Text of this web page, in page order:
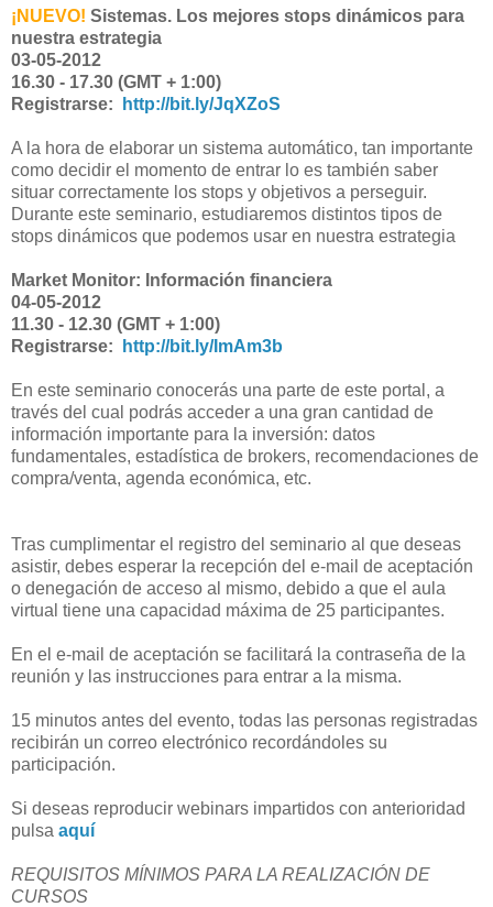
¡NUEVO! Sistemas. Los mejores stops dinámicos para
nuestra estrategia
03-05-2012
16.30 - 17.30 (GMT + 1:00)
Registrarse:
http://bit.ly/JqXZoS
A la hora de elaborar un sistema automático, tan importante
como decidir el momento de entrar lo es también saber
situar correctamente los stops y objetivos a perseguir.
Durante este seminario, estudiaremos distintos tipos de
stops dinámicos que podemos usar en nuestra estrategia
Market Monitor: Información financiera
04-05-2012
11.30 - 12.30 (GMT + 1:00)
Registrarse:
http://bit.ly/ImAm3b
En este seminario conocerás una parte de este portal, a
través del cual podrás acceder a una gran cantidad de
información importante para la inversión: datos
fundamentales, estadística de brokers, recomendaciones de
compra/venta, agenda económica, etc.
Tras cumplimentar el registro del seminario al que deseas
asistir, debes esperar la recepción del e-mail de aceptación
o denegación de acceso al mismo, debido a que el aula
virtual tiene una capacidad máxima de 25 participantes.
En el e-mail de aceptación se facilitará la contraseña de la
reunión y las instrucciones para entrar a la misma.
15 minutos antes del evento, todas las personas registradas
recibirán un correo electrónico recordándoles su
participación.
Si deseas reproducir webinars impartidos con anterioridad
pulsa aquí
REQUISITOS MÍNIMOS PARA LA REALIZACIÓN DE
CURSOS